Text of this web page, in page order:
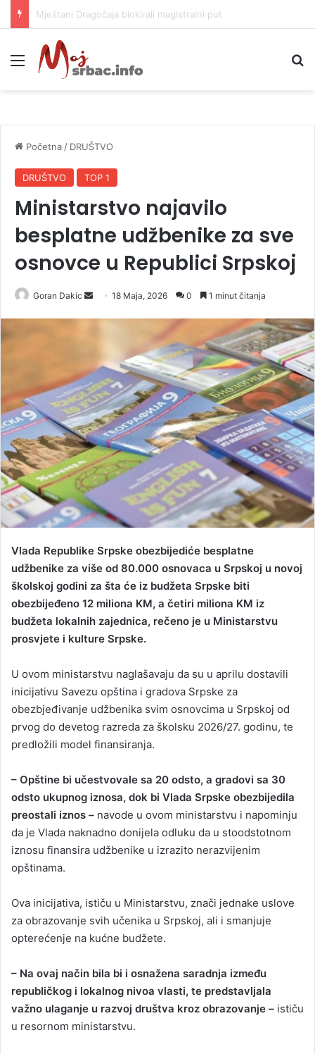
Helikopter ponovo gasi vatru u selima kod Trebinja
Meni
Početna / DRUŠTVO
DRUŠTVO TOP 1
Ministarstvo najavilo
besplatne udžbenike za sve
osnovce u Republici Srpskoj
Goran Dakic
n
e
m
a
i
l
18 Maja, 2026 0 1 minut čitanja
Vlada Republike Srpske obezbijediće besplatne
udžbenike za više od 80.000 osnovaca u Srpskoj u novoj
školskoj godini za šta će iz budžeta Srpske biti
obezbijeđeno 12 miliona KM, a četiri miliona KM iz
budžeta lokalnih zajednica, rečeno je u Ministarstvu
prosvjete i kulture Srpske.
U ovom ministarstvu naglašavaju da su u aprilu dostavili
inicijativu Savezu opština i gradova Srpske za
obezbjeđivanje udžbenika svim osnovcima u Srpskoj od
prvog do devetog razreda za školsku 2026/27. godinu, te
predložili model finansiranja.
– Opštine bi učestvovale sa 20 odsto, a gradovi sa 30
odsto ukupnog iznosa, dok bi Vlada Srpske obezbijedila
preostali iznos – navode u ovom ministarstvu i napominju
da je Vlada naknadno donijela odluku da u stoodstotnom
iznosu finansira udžbenike u izrazito nerazvijenim
opštinama.
Ova inicijativa, ističu u Ministarstvu, znači jednake uslove
za obrazovanje svih učenika u Srpskoj, ali i smanjuje
opterećenje na kućne budžete.
– Na ovaj način bila bi i osnažena saradnja između
republičkog i lokalnog nivoa vlasti, te predstavljala
važno ulaganje u razvoj društva kroz obrazovanje – ističu
u resornom ministarstvu.